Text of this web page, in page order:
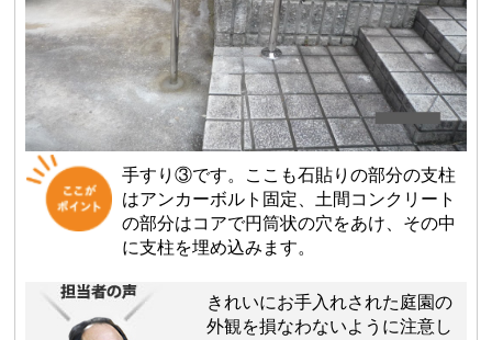
手すり③です。ここも石貼りの部分の支柱
はアンカーボルト固定、土間コンクリート
の部分はコアで円筒状の穴をあけ、その中
に支柱を埋め込みます。
きれいにお手入れされた庭園の
外観を損なわないように注意し